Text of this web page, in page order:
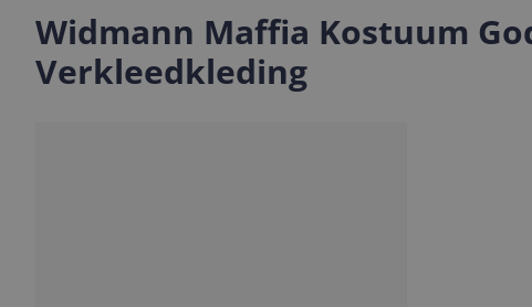
Widmann Maffia Kostuum
Verkleedkleding